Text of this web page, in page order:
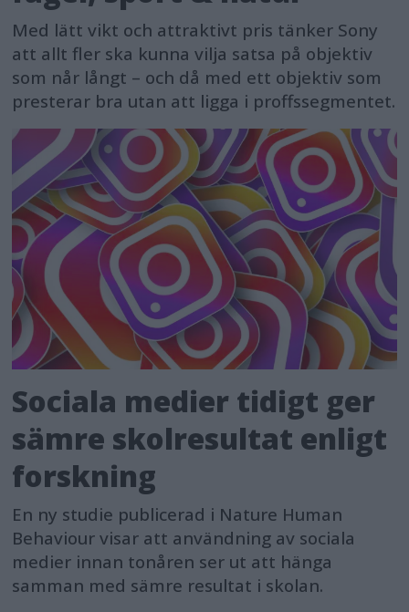
Med lätt vikt och attraktivt pris tänker Sony
att allt fler ska kunna vilja satsa på objektiv
som når långt – och då med ett objektiv som
presterar bra utan att ligga i proffssegmentet.
Sociala medier tidigt ger
sämre skolresultat enligt
forskning
En ny studie publicerad i Nature Human
Behaviour visar att användning av sociala
medier innan tonåren ser ut att hänga
samman med sämre resultat i skolan.